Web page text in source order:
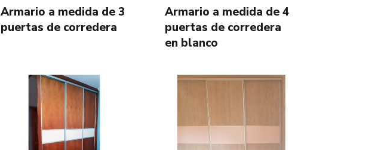
Armario a medida de 3
puertas de corredera
Armario a medida de 4
puertas de corredera
en blanco